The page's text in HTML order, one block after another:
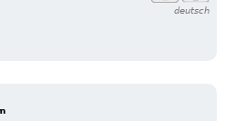
deutsch